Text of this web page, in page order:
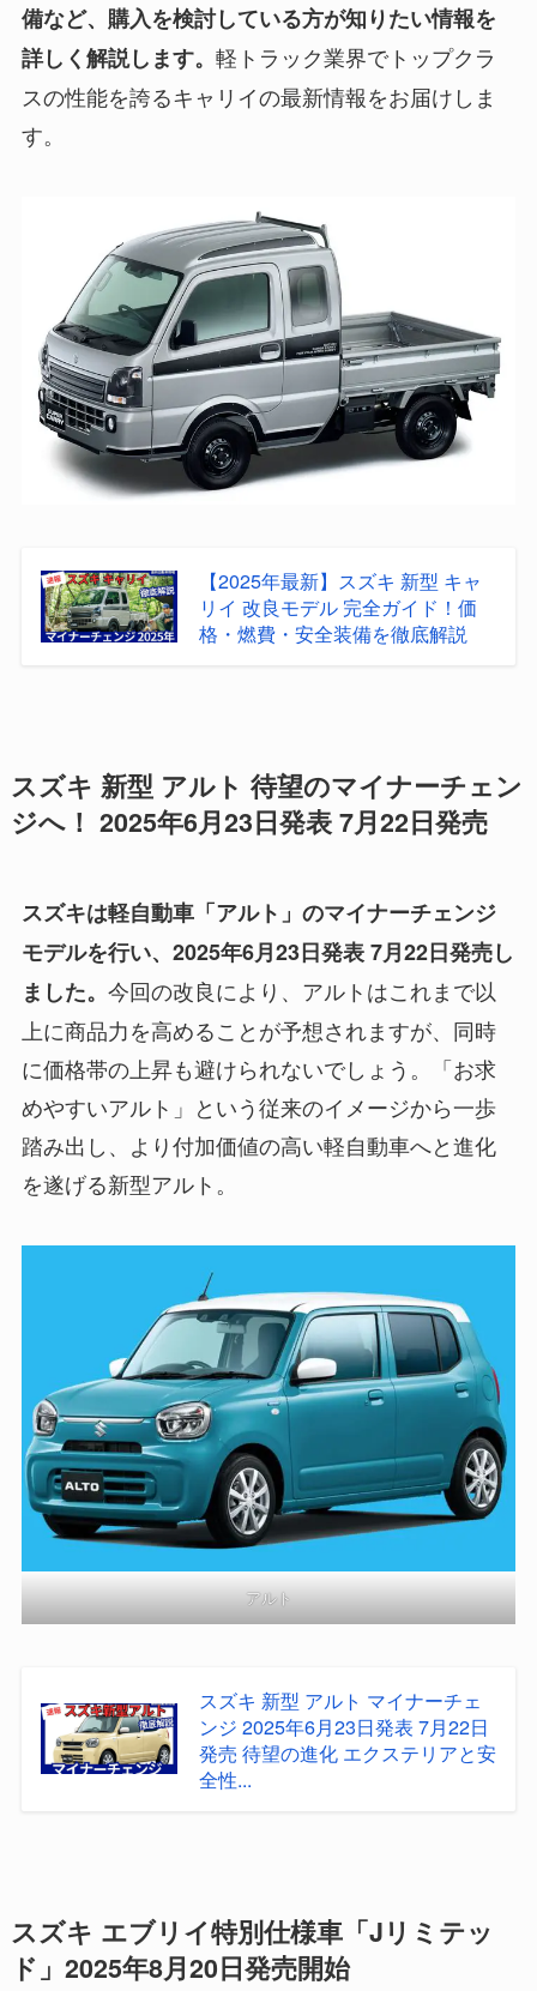
備など、購入を検討している方が知りたい情報を
詳しく解説します。 軽トラック業界でトップクラ
スの性能を誇るキャリイの最新情報をお届けしま
す。
【2025年最新】スズキ 新型 キャ
リイ 改良モデル 完全ガイド！価
格・燃費・安全装備を徹底解説
スズキ 新型 アルト 待望のマイナーチェン
ジへ！ 2025年6月23日発表 7月22日発売
スズキは軽自動車「アルト」のマイナーチェンジ
モデルを行い、2025年6月23日発表 7月22日発売し
ました。 今回の改良により、アルトはこれまで以
上に商品力を高めることが予想されますが、同時
に価格帯の上昇も避けられないでしょう。「お求
めやすいアルト」という従来のイメージから一歩
踏み出し、より付加価値の高い軽自動車へと進化
を遂げる新型アルト。
アルト
スズキ 新型 アルト マイナーチェ
ンジ 2025年6月23日発表 7月22日
発売 待望の進化 エクステリアと安
全性...
スズキ エブリイ特別仕様車「Jリミテッ
ド」2025年8月20日発売開始